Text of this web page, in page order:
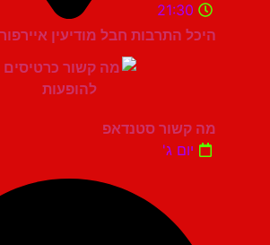
היכל התרבות חבל מודיעין איירפורט סיטי
21:30
מה קשור סטנדאפ
יום ג'